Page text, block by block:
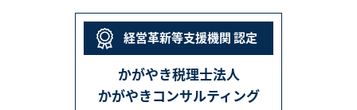
経営革新等支援機関 認定
かがやき税理士法人
かがやきコンサルティング